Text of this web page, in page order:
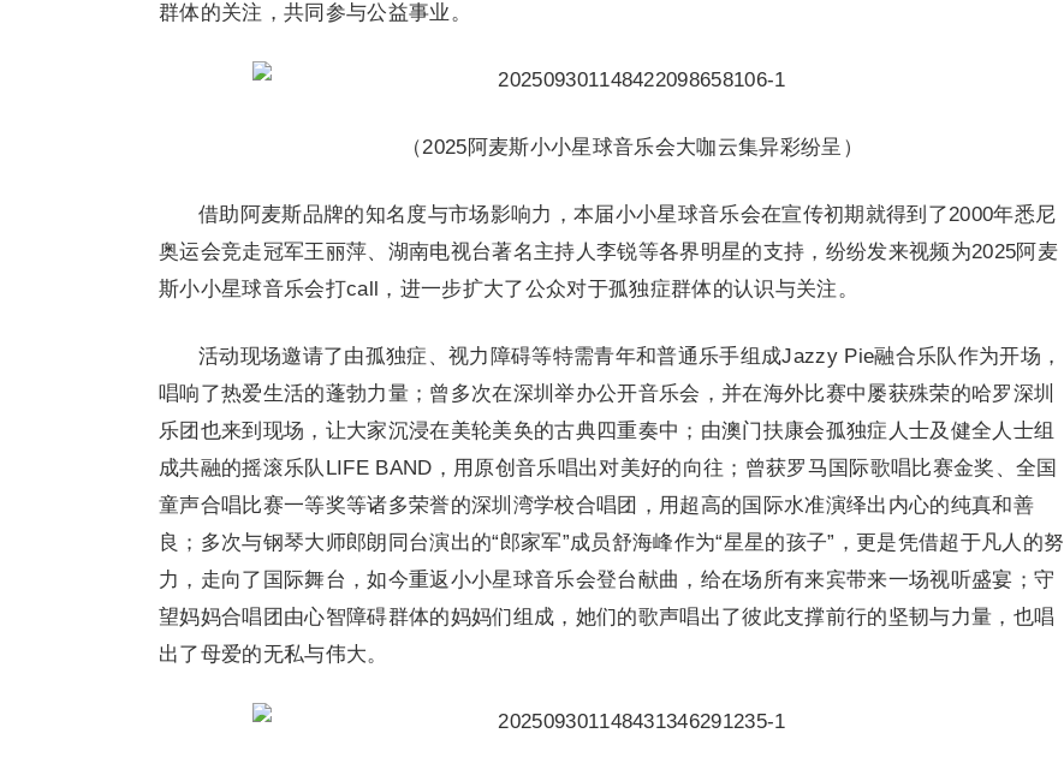
群体的关注，共同参与公益事业。
（2025阿麦斯小小星球音乐会大咖云集异彩纷呈）
借助阿麦斯品牌的知名度与市场影响力，本届小小星球音乐会在宣传初期就得到了2000年悉尼
奥运会竞走冠军王丽萍、湖南电视台著名主持人李锐等各界明星的支持，纷纷发来视频为2025阿麦
斯小小星球音乐会打call，进一步扩大了公众对于孤独症群体的认识与关注。
活动现场邀请了由孤独症、视力障碍等特需青年和普通乐手组成Jazzy Pie融合乐队作为开场，
唱响了热爱生活的蓬勃力量；曾多次在深圳举办公开音乐会，并在海外比赛中屡获殊荣的哈罗深圳
乐团也来到现场，让大家沉浸在美轮美奂的古典四重奏中；由澳门扶康会孤独症人士及健全人士组
成共融的摇滚乐队LIFE BAND，用原创音乐唱出对美好的向往；曾获罗马国际歌唱比赛金奖、全国
童声合唱比赛一等奖等诸多荣誉的深圳湾学校合唱团，用超高的国际水准演绎出内心的纯真和善
良；多次与钢琴大师郎朗同台演出的“郎家军”成员舒海峰作为“星星的孩子”，更是凭借超于凡人的努
力，走向了国际舞台，如今重返小小星球音乐会登台献曲，给在场所有来宾带来一场视听盛宴；守
望妈妈合唱团由心智障碍群体的妈妈们组成，她们的歌声唱出了彼此支撑前行的坚韧与力量，也唱
出了母爱的无私与伟大。